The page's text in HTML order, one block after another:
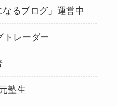
なるブログ」運営中
トレーダー
塾生